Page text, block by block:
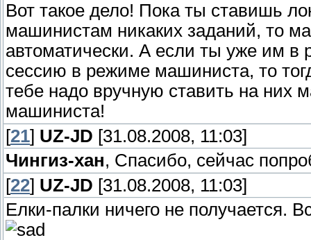
Вот такое дело! Пока ты ставишь
машинистам никаких заданий, то
автоматически. А если ты уже им в
сессию в режиме машиниста, то
тебе надо вручную ставить на
машиниста!
[21] UZ-JD [31.08.2008, 11:03]
Чингиз-хан, Спасибо, сейчас
[22] UZ-JD [31.08.2008, 11:03]
Елки-палки ничего не получается.